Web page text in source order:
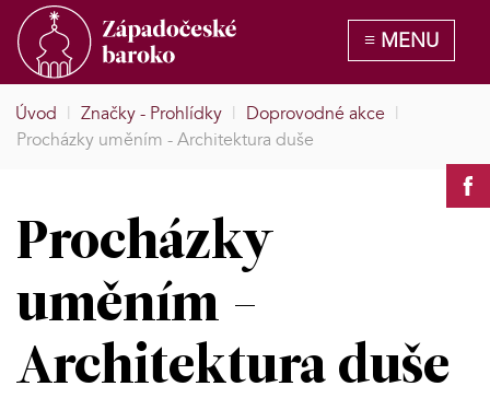
Úvod | Značky - Prohlídky | Doprovodné akce |
Procházky uměním - Architektura duše
Procházky
uměním -
Architektura duše